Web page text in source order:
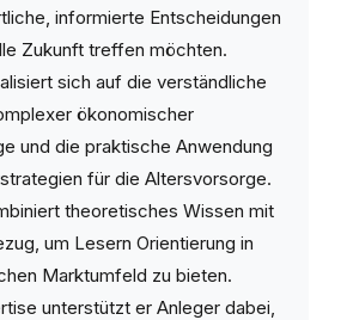
informierte Entscheidungen
Zukunft treffen möchten.
sich auf die verständliche
ökonomischer
und die praktische Anwendung
für die Altersvorsorge.
theoretisches Wissen mit
um Lesern Orientierung in
Marktumfeld zu bieten.
unterstützt er Anleger dabei,